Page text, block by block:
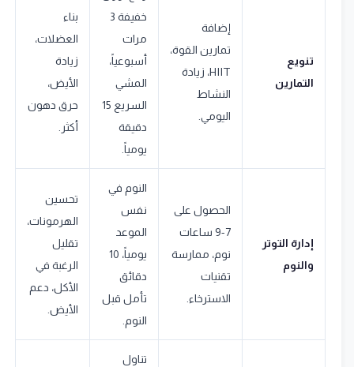
تنويع
التمارين
إضافة
تمارين القوة،
HIIT، زيادة
النشاط
اليومي.
خفيفة 3
مرات
أسبوعياً،
المشي
السريع 15
دقيقة
يومياً.
بناء
العضلات،
زيادة
الأيض،
حرق دهون
أكثر.
إدارة التوتر
والنوم
الحصول على
7-9 ساعات
نوم، ممارسة
تقنيات
الاسترخاء.
النوم في
نفس
الموعد
يومياً، 10
دقائق
تأمل قبل
النوم.
تحسين
الهرمونات،
تقليل
الرغبة في
الأكل، دعم
الأيض.
تناول